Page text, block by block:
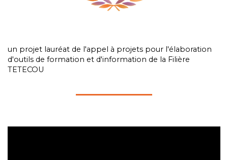
un projet lauréat de l'appel à projets pour l'élaboration
d'outils de formation et d'information de la Filière
TETECOU